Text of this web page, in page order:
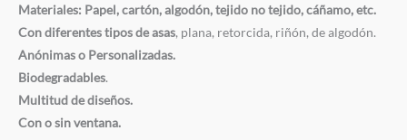
Materiales: Papel, cartón, algodón, tejido no tejido, cáñamo, etc.
Con diferentes tipos de asas, plana, retorcida, riñón, de algodón.
Anónimas o Personalizadas.
Biodegradables.
Multitud de diseños.
Con o sin ventana.